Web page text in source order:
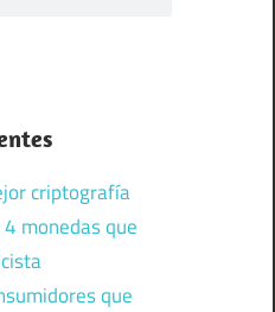
criptografía
monedas que
que